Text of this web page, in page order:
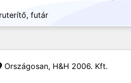
futár
Országosan, H&H 2006. Kft.